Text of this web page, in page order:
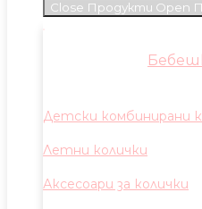
Close Продукти Open
Детски комбинирани
Летни колички
Аксесоари за колички